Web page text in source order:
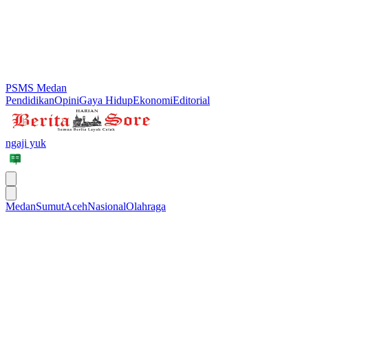
PSMS Medan
PendidikanOpiniGaya HidupEkonomiEditorial
ngaji yuk
MedanSumutAcehNasionalOlahraga